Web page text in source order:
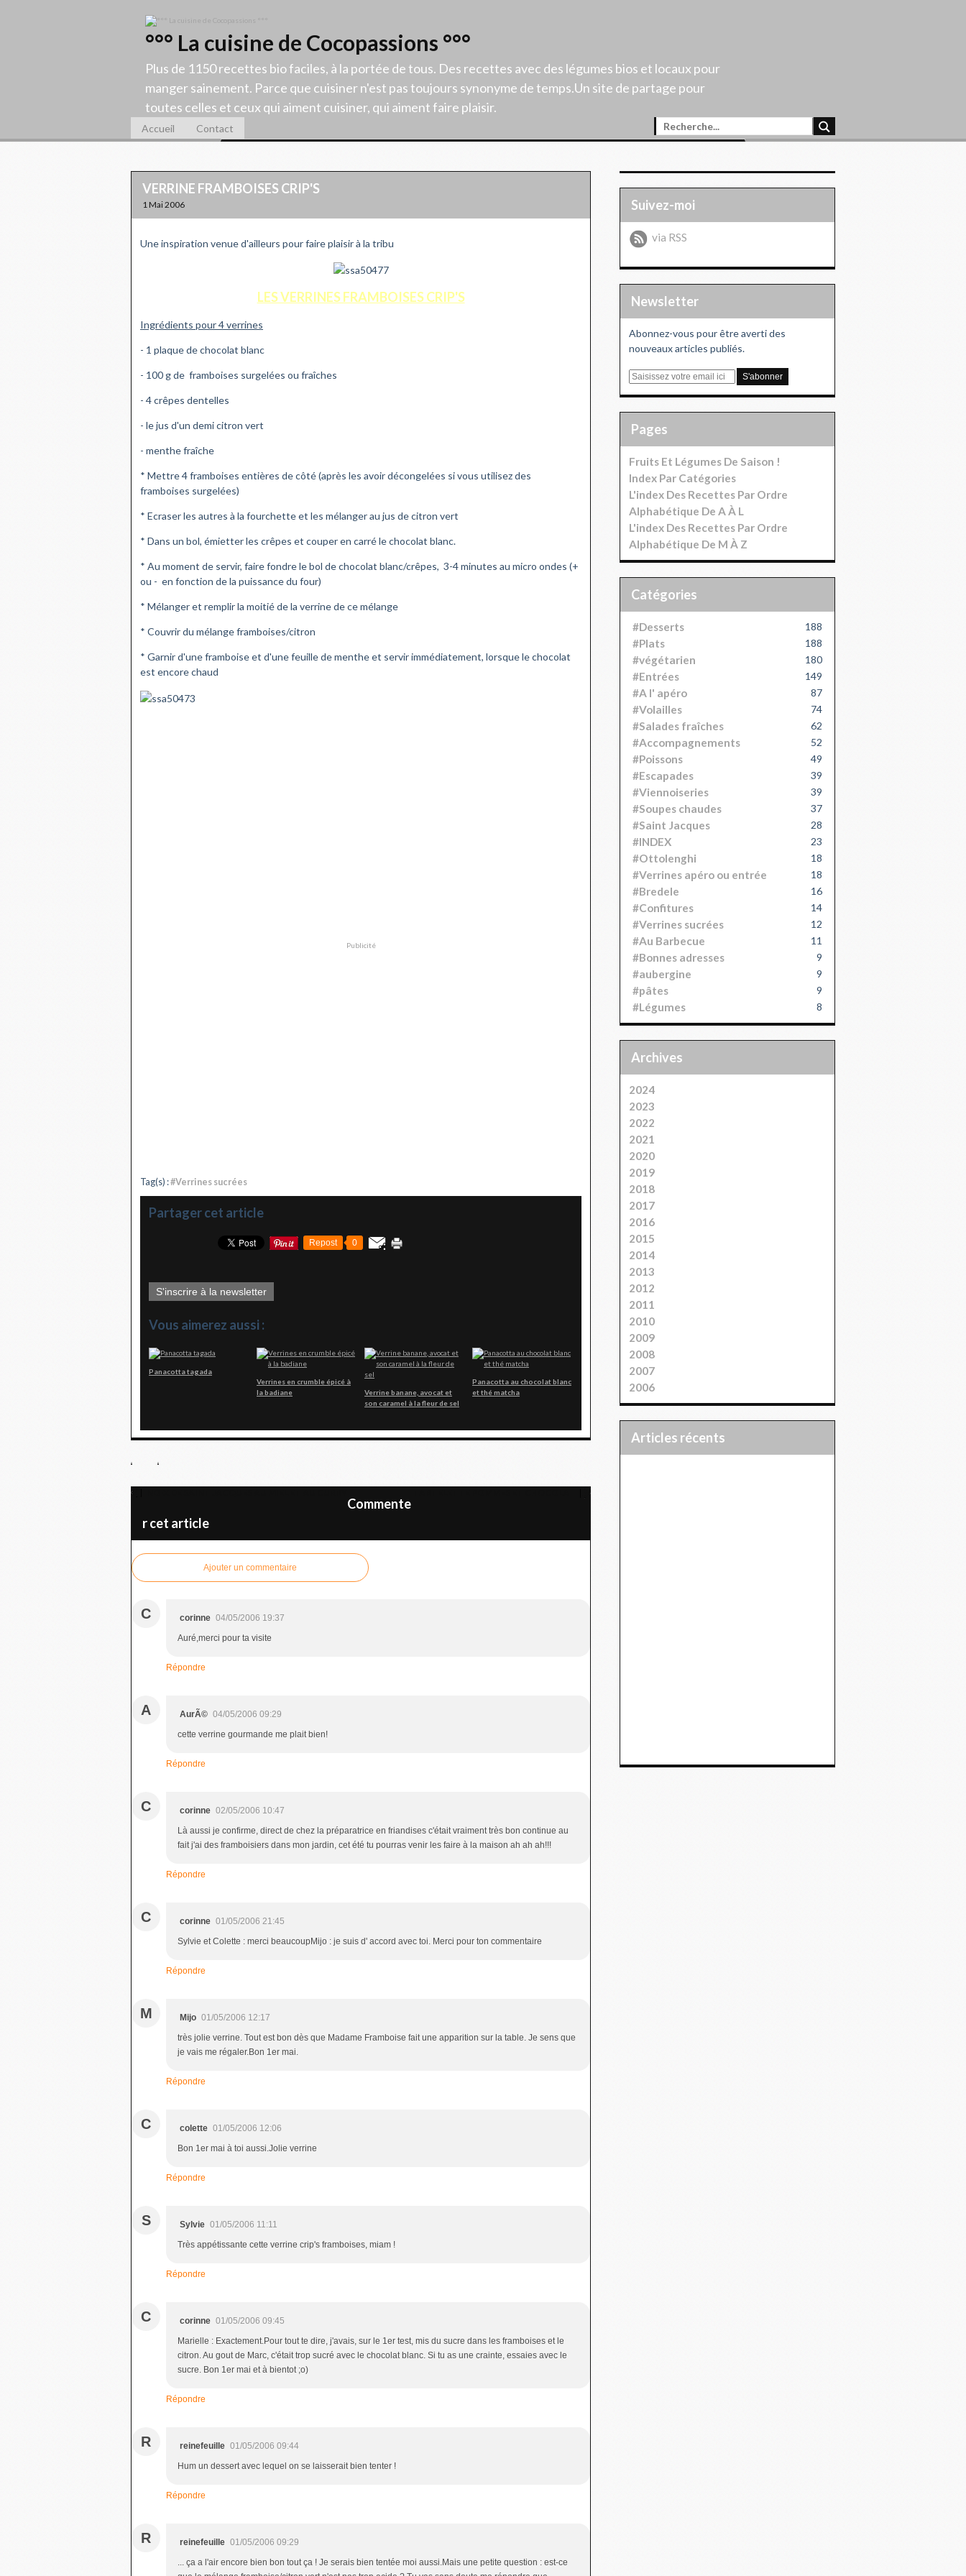
°°° La cuisine de Cocopassions °°°
Plus de 1150 recettes bio faciles, à la portée de tous. Des recettes avec des légumes bios et locaux pour
manger sainement. Parce que cuisiner n'est pas toujours synonyme de temps.Un site de partage pour
toutes celles et ceux qui aiment cuisiner, qui aiment faire plaisir.
Accueil Contact
VERRINE FRAMBOISES CRIP'S
1 Mai 2006
Une inspiration venue d'ailleurs pour faire plaisir à la tribu
LES VERRINES FRAMBOISES CRIP'S
Ingrédients pour 4 verrines
- 1 plaque de chocolat blanc
- 100 g de framboises surgelées ou fraîches
- 4 crêpes dentelles
- le jus d'un demi citron vert
- menthe fraîche
* Mettre 4 framboises entières de côté (après les avoir décongelées si vous utilisez des
framboises surgelées)
* Ecraser les autres à la fourchette et les mélanger au jus de citron vert
* Dans un bol, émietter les crêpes et couper en carré le chocolat blanc.
* Au moment de servir, faire fondre le bol de chocolat blanc/crêpes, 3-4 minutes au micro ondes (+
ou - en fonction de la puissance du four)
* Mélanger et remplir la moitié de la verrine de ce mélange
* Couvrir du mélange framboises/citron
* Garnir d'une framboise et d'une feuille de menthe et servir immédiatement, lorsque le chocolat
est encore chaud
Publicité
Tag(s) :#Verrines sucrées
Partager cet article
Repost 0
S'inscrire à la newsletter
Vous aimerez aussi :
Panacotta tagada
Verrines en crumble épicé à
la badiane
Verrine banane, avocat et
son caramel à la fleur de sel
Panacotta au chocolat blanc
et thé matcha
Commente
r cet article
Ajouter un commentaire
C corinne 04/05/2006 19:37
Auré,merci pour ta visite
Répondre
A AurÃ© 04/05/2006 09:29
cette verrine gourmande me plait bien!
Répondre
C corinne 02/05/2006 10:47
Là aussi je confirme, direct de chez la préparatrice en friandises c'était vraiment très bon continue au
fait j'ai des framboisiers dans mon jardin, cet été tu pourras venir les faire à la maison ah ah ah!!!
Répondre
C corinne 01/05/2006 21:45
Sylvie et Colette : merci beaucoupMijo : je suis d' accord avec toi. Merci pour ton commentaire
Répondre
M Mijo 01/05/2006 12:17
très jolie verrine. Tout est bon dès que Madame Framboise fait une apparition sur la table. Je sens que
je vais me régaler.Bon 1er mai.
Répondre
C colette 01/05/2006 12:06
Bon 1er mai à toi aussi.Jolie verrine
Répondre
S Sylvie 01/05/2006 11:11
Très appétissante cette verrine crip's framboises, miam !
Répondre
C corinne 01/05/2006 09:45
Marielle : Exactement.Pour tout te dire, j'avais, sur le 1er test, mis du sucre dans les framboises et le
citron. Au gout de Marc, c'était trop sucré avec le chocolat blanc. Si tu as une crainte, essaies avec le
sucre. Bon 1er mai et à bientot ;o)
Répondre
R reinefeuille 01/05/2006 09:44
Hum un dessert avec lequel on se laisserait bien tenter !
Répondre
R reinefeuille 01/05/2006 09:29
... ça a l'air encore bien bon tout ça ! Je serais bien tentée moi aussi.Mais une petite question : est-ce
Suivez-moi
via RSS
Newsletter
Abonnez-vous pour être averti des
nouveaux articles publiés.
E
Pages
Fruits Et Légumes De Saison !
Index Par Catégories
L'index Des Recettes Par Ordre
Alphabétique De A À L
L'index Des Recettes Par Ordre
Alphabétique De M À Z
Catégories
#Desserts 188
#Plats 188
#végétarien 180
#Entrées 149
#A l' apéro 87
#Volailles 74
#Salades fraîches 62
#Accompagnements 52
#Poissons 49
#Escapades 39
#Viennoiseries 39
#Soupes chaudes 37
#Saint Jacques 28
#INDEX 23
#Ottolenghi 18
#Verrines apéro ou entrée 18
#Bredele 16
#Confitures 14
#Verrines sucrées 12
#Au Barbecue 11
#Bonnes adresses 9
#aubergine 9
#pâtes 9
#Légumes 8
Archives
2024
2023
2022
2021
2020
2019
2018
2017
2016
2015
2014
2013
2012
2011
2010
2009
2008
2007
2006
articles récents